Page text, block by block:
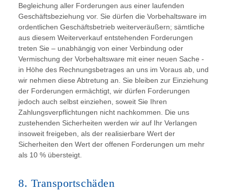
Begleichung aller Forderungen aus einer laufenden
Geschäftsbeziehung vor. Sie dürfen die Vorbehaltsware im
ordentlichen Geschäftsbetrieb weiterveräußern; sämtliche
aus diesem Weiterverkauf entstehenden Forderungen
treten Sie – unabhängig von einer Verbindung oder
Vermischung der Vorbehaltsware mit einer neuen Sache -
in Höhe des Rechnungsbetrages an uns im Voraus ab, und
wir nehmen diese Abtretung an. Sie bleiben zur Einziehung
der Forderungen ermächtigt, wir dürfen Forderungen
jedoch auch selbst einziehen, soweit Sie Ihren
Zahlungsverpflichtungen nicht nachkommen. Die uns
zustehenden Sicherheiten werden wir auf Ihr Verlangen
insoweit freigeben, als der realisierbare Wert der
Sicherheiten den Wert der offenen Forderungen um mehr
als 10 % übersteigt.
8. Transportschäden